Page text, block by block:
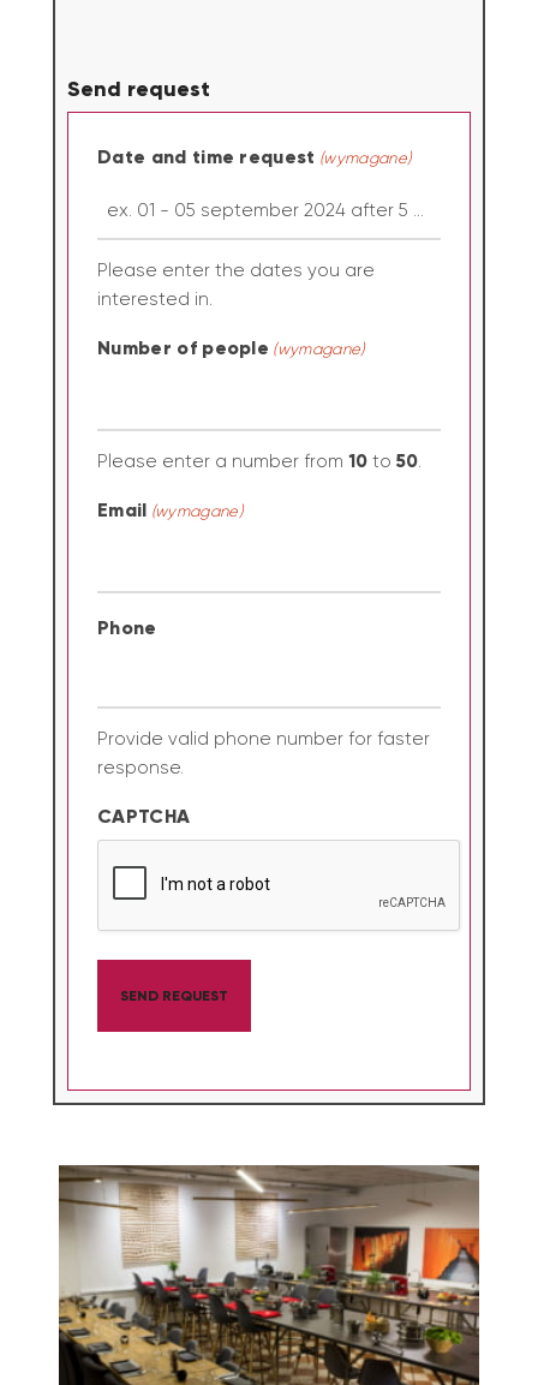
Send request
Date and time request (wymagane)
Please enter the dates you are
interested in.
Number of people (wymagane)
Please enter a number from 10 to 50.
Email (wymagane)
Phone
Provide valid phone number for faster
response.
CAPTCHA